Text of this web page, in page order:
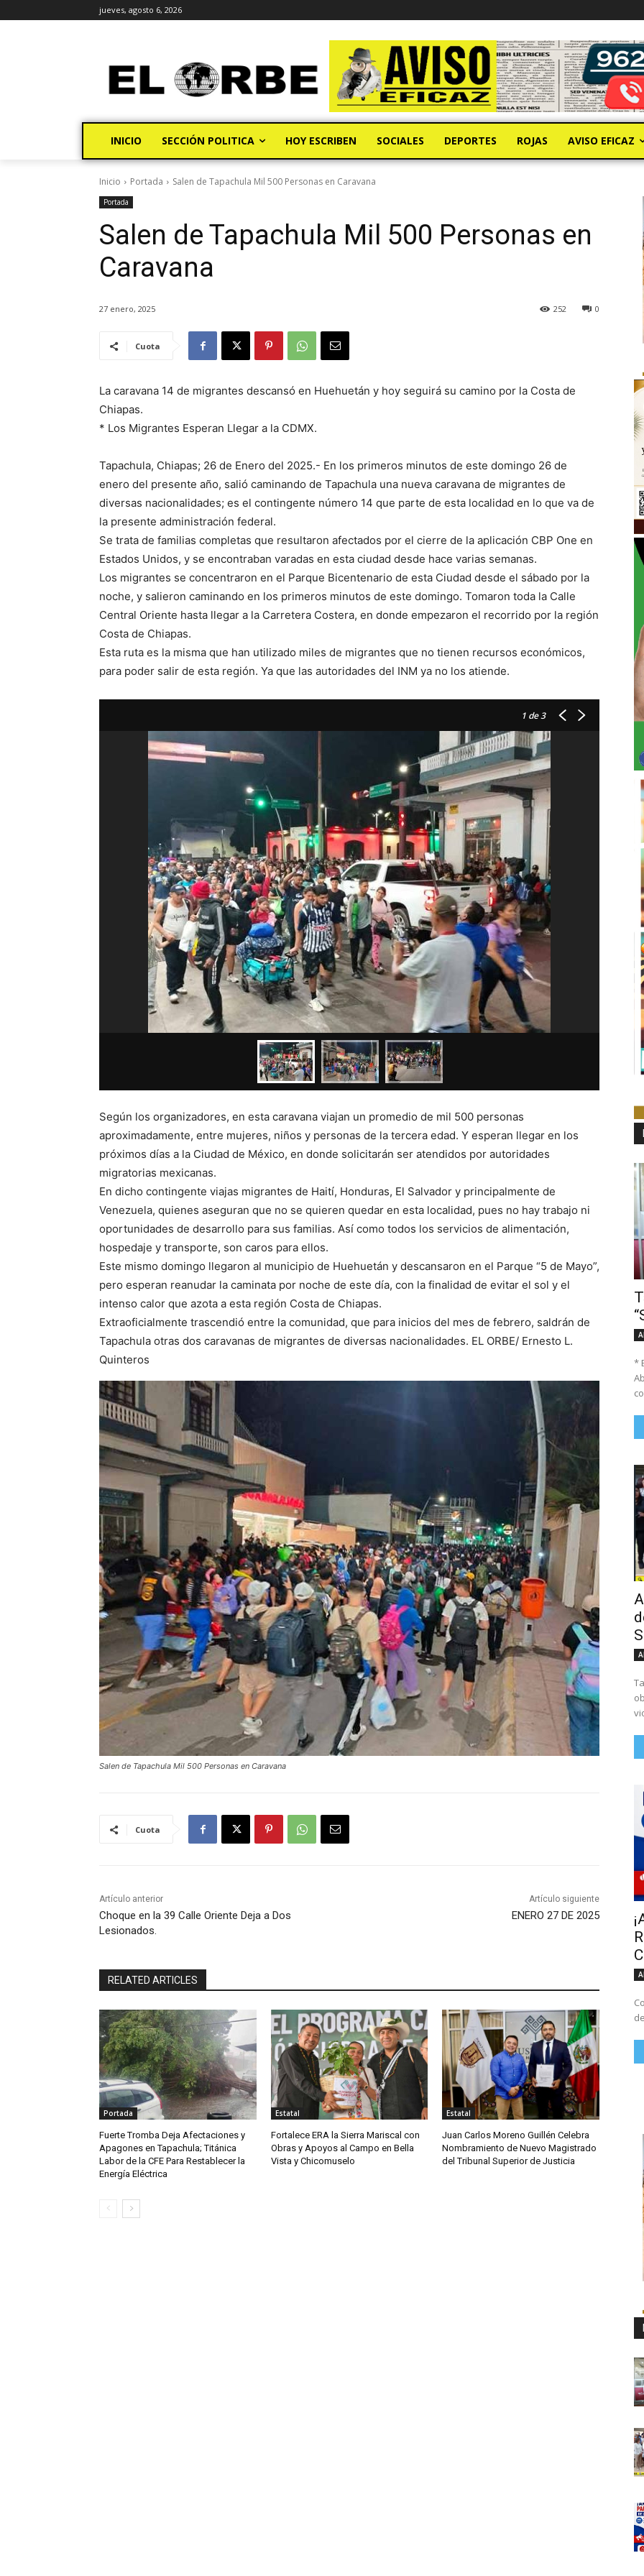
jueves, agosto 6, 2026
INICIO SECCIÓN POLITICA HOY ESCRIBEN SOCIALES DEPORTES ROJAS AVISO EFICAZ
Inicio Portada Salen de Tapachula Mil 500 Personas en Caravana
Portada
Salen de Tapachula Mil 500 Personas en
Caravana
27 enero, 2025 0
252
Cuota
La caravana 14 de migrantes descansó en Huehuetán y hoy seguirá su camino por la Costa de
Chiapas.
* Los Migrantes Esperan Llegar a la CDMX.
Tapachula, Chiapas; 26 de Enero del 2025.- En los primeros minutos de este domingo 26 de
enero del presente año, salió caminando de Tapachula una nueva caravana de migrantes de
diversas nacionalidades; es el contingente número 14 que parte de esta localidad en lo que va de
la presente administración federal.
Se trata de familias completas que resultaron afectados por el cierre de la aplicación CBP One en
Estados Unidos, y se encontraban varadas en esta ciudad desde hace varias semanas.
Los migrantes se concentraron en el Parque Bicentenario de esta Ciudad desde el sábado por la
noche, y salieron caminando en los primeros minutos de este domingo. Tomaron toda la Calle
Central Oriente hasta llegar a la Carretera Costera, en donde empezaron el recorrido por la región
Costa de Chiapas.
Esta ruta es la misma que han utilizado miles de migrantes que no tienen recursos económicos,
para poder salir de esta región. Ya que las autoridades del INM ya no los atiende.
1 de 3
Salen
Según los organizadores, en esta caravana viajan un promedio de mil 500 personas
aproximadamente, entre mujeres, niños y personas de la tercera edad. Y esperan llegar en los
próximos días a la Ciudad de México, en donde solicitarán ser atendidos por autoridades
migratorias mexicanas.
En dicho contingente viajas migrantes de Haití, Honduras, El Salvador y principalmente de
Venezuela, quienes aseguran que no se quieren quedar en esta localidad, pues no hay trabajo ni
oportunidades de desarrollo para sus familias. Así como todos los servicios de alimentación,
hospedaje y transporte, son caros para ellos.
Este mismo domingo llegaron al municipio de Huehuetán y descansaron en el Parque “5 de Mayo”,
pero esperan reanudar la caminata por noche de este día, con la finalidad de evitar el sol y el
intenso calor que azota a esta región Costa de Chiapas.
Extraoficialmente trascendió entre la comunidad, que para inicios del mes de febrero, saldrán de
Tapachula otras dos caravanas de migrantes de diversas nacionalidades. EL ORBE/ Ernesto L.
Quinteros
Salen de Tapachula Mil 500 Personas en Caravana
Cuota
Artículo anterior
Choque en la 39 Calle Oriente Deja a Dos
Lesionados.
Artículo siguiente
ENERO 27 DE 2025
RELATED ARTICLES
Portada
Fuerte Tromba Deja Afectaciones y
Apagones en Tapachula; Titánica
Labor de la CFE Para Restablecer la
Energía Eléctrica
Estatal
Fortalece ERA la Sierra Mariscal con
Obras y Apoyos al Campo en Bella
Vista y Chicomuselo
Estatal
Juan Carlos Moreno Guillén Celebra
Nombramiento de Nuevo Magistrado
del Tribunal Superior de Justicia
*